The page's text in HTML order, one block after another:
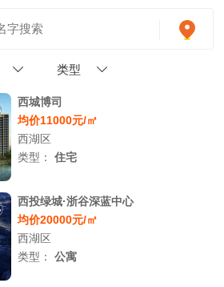
类型
西城博司
均价11000元/㎡
西湖区
类型：住宅
西投绿城·浙谷深蓝中心
均价20000元/㎡
西湖区
类型：公寓